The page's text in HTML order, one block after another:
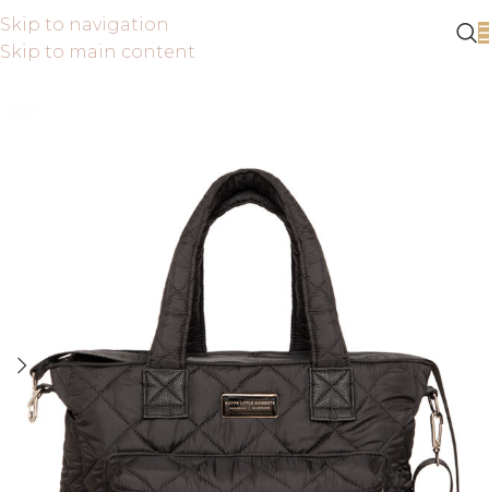
Skip to navigation
Skip to main content